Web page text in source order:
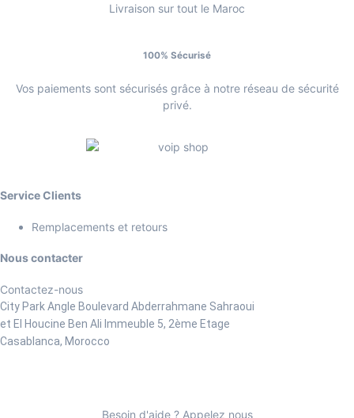
Livraison sur tout le Maroc
100% Sécurisé
Vos paiements sont sécurisés grâce à notre réseau de sécurité
privé.
Service Clients
Remplacements et retours
Nous contacter
Contactez-nous
City Park Angle Boulevard Abderrahmane Sahraoui
et El Houcine Ben Ali Immeuble 5, 2ème Etage
Casablanca, Morocco
Besoin d'aide ? Appelez nous